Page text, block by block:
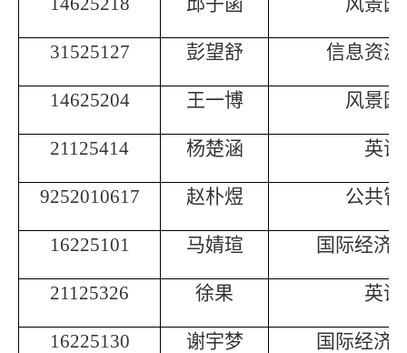
31525127 彭望舒 信息资源
14625204 王一博 风景园
21125414 杨楚涵 英语
9252010617 赵朴煜 公共管
16225101 马婧瑄 国际经济
21125326 徐果 英语
16225130 谢宇梦 国际经济